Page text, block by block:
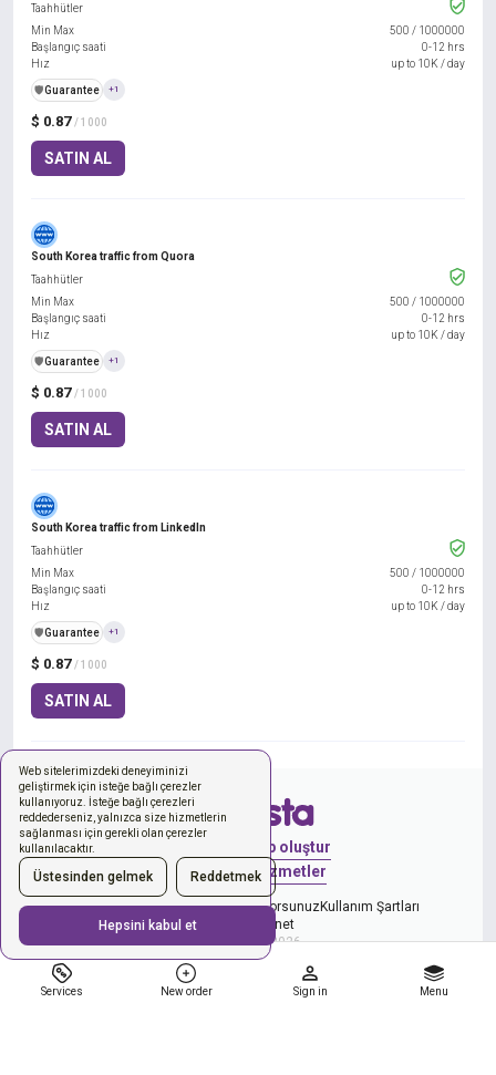
Web sitelerimizdeki deneyiminizi
geliştirmek için isteğe bağlı çerezler
kullanıyoruz. İsteğe bağlı çerezleri
reddederseniz, yalnızca size hizmetlerin
sağlanması için gerekli olan çerezler
kullanılacaktır.
Üstesinden gelmek Reddetmek
Hepsini kabul et
Services New order Sign in Menu
$ 0.87 / 1000
SATIN AL
Taahhütler
Min Max
500 / 1000000
Başlangıç saati
0-12 hrs
Hız
up to 10K / day
️🛡️Guarantee +1
South Korea traffic from Quora
$ 0.87 / 1000
SATIN AL
Taahhütler
Min Max
500 / 1000000
Başlangıç saati
0-12 hrs
Hız
up to 10K / day
️🛡️Guarantee +1
South Korea traffic from LinkedIn
$ 0.87 / 1000
SATIN AL
Taahhütler
Min Max
500 / 1000000
Başlangıç saati
0-12 hrs
Hız
up to 10K / day
️🛡️Guarantee +1
Hesap oluştur
Yeni siparişHizmetler
ve Gizlilik Politikasını kabul ediyorsunuzKullanım Şartları
Çerezleri yönet
Copyright © 2026